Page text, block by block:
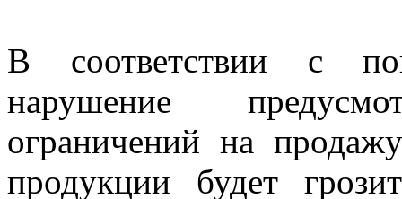
В соответствии с
нарушение
ограничений на
продукции будет